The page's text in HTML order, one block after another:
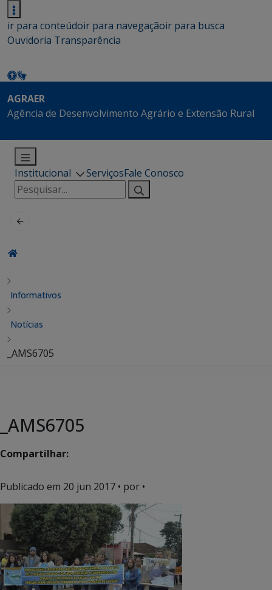
ir para conteúdoir para navegaçãoir para busca
Ouvidoria Transparência
AGRAER
Agência de Desenvolvimento Agrário e Extensão Rural
Institucional ServiçosFale Conosco
Pesquisar
por:
Informativos
Notícias
_AMS6705
_AMS6705
Compartilhar:
Publicado em 20 jun 2017 • por •